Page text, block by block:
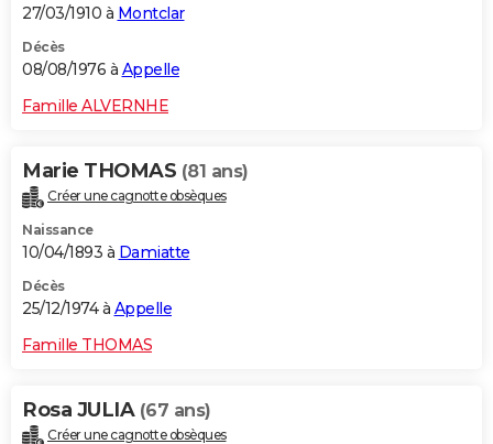
27/03/1910 à Montclar
Décès
08/08/1976 à Appelle
Famille ALVERNHE
Marie THOMAS (81 ans)
Créer une cagnotte obsèques
Naissance
10/04/1893 à Damiatte
Décès
25/12/1974 à Appelle
Famille THOMAS
Rosa JULIA (67 ans)
Créer une cagnotte obsèques